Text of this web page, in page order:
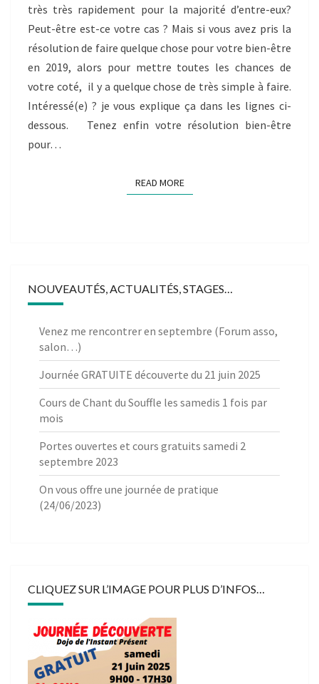
très très rapidement pour la majorité d’entre-eux?
Peut-être est-ce votre cas ? Mais si vous avez pris la
résolution de faire quelque chose pour votre bien-être
en 2019, alors pour mettre toutes les chances de
votre coté, il y a quelque chose de très simple à faire.
Intéressé(e) ? je vous explique ça dans les lignes ci-
dessous. Tenez enfin votre résolution bien-être
pour…
READ MOREREAD MORE
NOUVEAUTÉS, ACTUALITÉS, STAGES…
Venez me rencontrer en septembre (Forum asso,
salon…)
Journée GRATUITE découverte du 21 juin 2025
Cours de Chant du Souffle les samedis 1 fois par
mois
Portes ouvertes et cours gratuits samedi 2
septembre 2023
On vous offre une journée de pratique
(24/06/2023)
CLIQUEZ SUR L’IMAGE POUR PLUS D’INFOS…